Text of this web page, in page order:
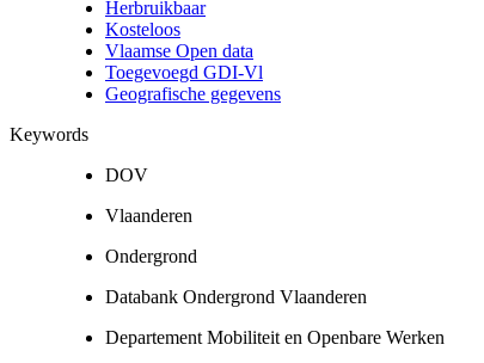
Herbruikbaar
Kosteloos
Vlaamse Open data
Toegevoegd GDI-Vl
Geografische gegevens
Keywords
DOV
Vlaanderen
Ondergrond
Databank Ondergrond Vlaanderen
Departement Mobiliteit en Openbare Werken